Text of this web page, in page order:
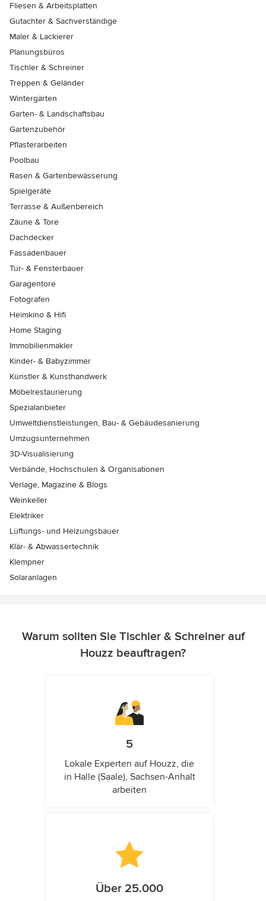
Fliesen & Arbeitsplatten
Gutachter & Sachverständige
Maler & Lackierer
Planungsbüros
Tischler & Schreiner
Treppen & Geländer
Wintergärten
Garten- & Landschaftsbau
Gartenzubehör
Pflasterarbeiten
Poolbau
Rasen & Gartenbewässerung
Spielgeräte
Terrasse & Außenbereich
Zäune & Tore
Dachdecker
Fassadenbauer
Tür- & Fensterbauer
Garagentore
Fotografen
Heimkino & Hifi
Home Staging
Immobilienmakler
Kinder- & Babyzimmer
Künstler & Kunsthandwerk
Möbelrestaurierung
Spezialanbieter
Umweltdienstleistungen, Bau- & Gebäudesanierung
Umzugsunternehmen
3D-Visualisierung
Verbände, Hochschulen & Organisationen
Verlage, Magazine & Blogs
Weinkeller
Elektriker
Lüftungs- und Heizungsbauer
Klär- & Abwassertechnik
Klempner
Solaranlagen
Warum sollten Sie Tischler & Schreiner auf
Houzz beauftragen?
5
Lokale Experten auf Houzz, die
in Halle (Saale), Sachsen-Anhalt
arbeiten
Über 25.000